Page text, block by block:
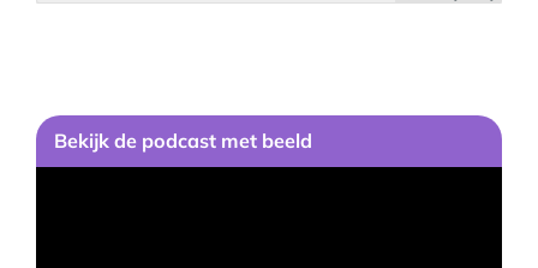
Bekijk de podcast met beeld